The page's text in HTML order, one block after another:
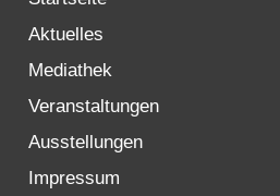
Aktuelles
Mediathek
Veranstaltungen
Ausstellungen
Impressum